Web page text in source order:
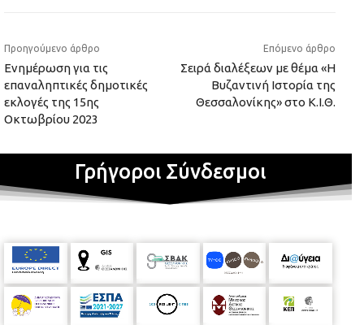
Προηγούμενο άρθρο
Ενημέρωση για τις
επαναληπτικές δημοτικές
εκλογές της 15ης
Οκτωβρίου 2023
Επόμενο άρθρο
Σειρά διαλέξεων με θέμα «Η
Βυζαντινή Ιστορία της
Θεσσαλονίκης» στο Κ.Ι.Θ.
Γρήγοροι Σύνδεσμοι